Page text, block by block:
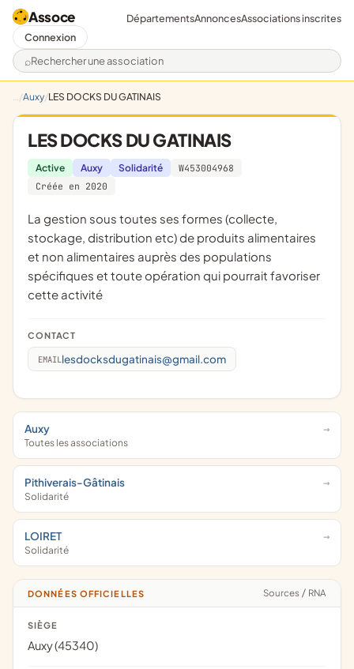
Assoce
Rechercher une association
DépartementsAnnoncesAssociations inscrites
Connexion
Auxy LES DOCKS DU GATINAIS
LES DOCKS DU GATINAIS
Active Auxy Solidarité
W453004968
Créée en 2020
la gestion sous toutes ses formes (collecte,
stockage, distribution etc) de produits alimentaires
et non alimentaires auprès des populations
spécifiques et toute opération qui pourrait favoriser
cette activité
CONTACT
EMAIL lesdocksdugatinais@gmail.com
Auxy
Toutes les associations
Pithiverais-Gâtinais
Solidarité
LOIRET
Solidarité
DONNÉES OFFICIELLES Sources / RNA
SIÈGE
Auxy (45340)